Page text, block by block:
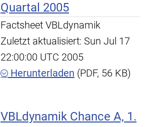
Quartal 2005
Factsheet VBLdynamik
Zuletzt aktualisiert: Sun Jul 17
22:00:00 UTC 2005
Herunterladen (PDF, 56 KB)
VBLdynamik Chance A, 1.